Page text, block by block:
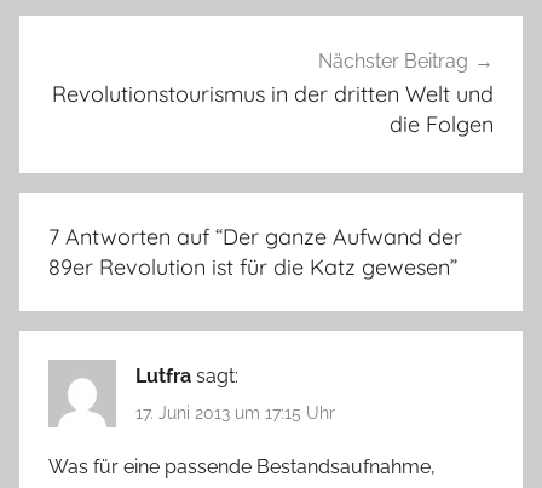
Nächster Beitrag
Revolutionstourismus in der dritten Welt und
die Folgen
7 Antworten auf “Der ganze Aufwand der
89er Revolution ist für die Katz gewesen”
Lutfra sagt:
17. Juni 2013 um 17:15 Uhr
Was für eine passende Bestandsaufnahme,